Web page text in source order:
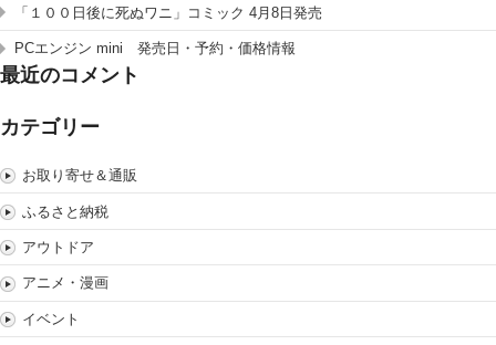
「１００日後に死ぬワニ」コミック 4月8日発売
PCエンジン mini 発売日・予約・価格情報
最近のコメント
カテゴリー
お取り寄せ＆通販
ふるさと納税
アウトドア
アニメ・漫画
イベント